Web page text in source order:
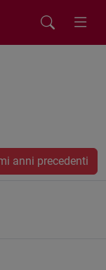
anni precedenti